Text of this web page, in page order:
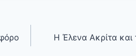
Η Έλενα Ακρίτα και